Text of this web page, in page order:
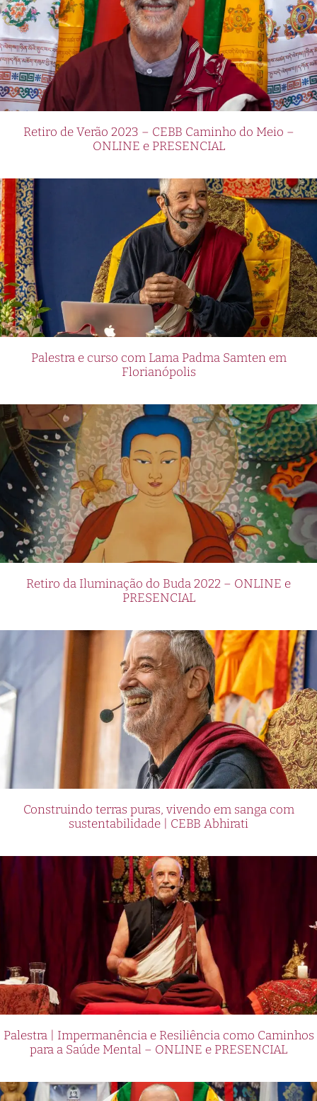
Retiro de Verão 2023 – CEBB Caminho do Meio –
ONLINE e PRESENCIAL
Palestra e curso com Lama Padma Samten em
Florianópolis
Retiro da Iluminação do Buda 2022 – ONLINE e
PRESENCIAL
Construindo terras puras, vivendo em sanga com
sustentabilidade | CEBB Abhirati
Palestra | Impermanência e Resiliência como Caminhos
para a Saúde Mental – ONLINE e PRESENCIAL